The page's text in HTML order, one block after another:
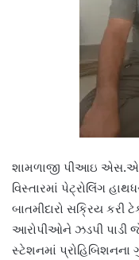
શામળાજી પીઆઇ
વિસ્તારમાં પેટ્રોલિંગ
બાતમીદારો સક્રિય કરી
આરોપીઓને ઝડપી પાડી
સ્ટેશનમાં પ્રોહિબિશનના